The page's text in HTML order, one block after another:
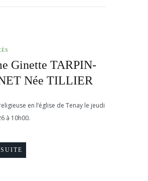
Ginette TARPIN-
Née TILLIER
en l’église de Tenay le jeudi
à 10h00.